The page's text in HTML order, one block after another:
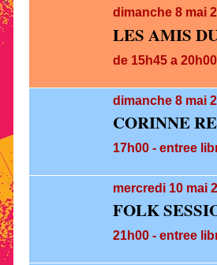
dimanche 8 mai
LES AMIS
de 15h45 a
dimanche 8 mai
CORINNE
17h00 - entree
mercredi 10 mai
FOLK
21h00 - entree